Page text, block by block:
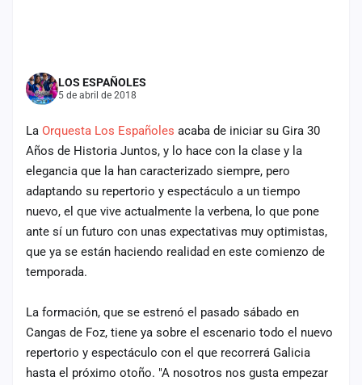
LOS ESPAÑOLES
5 de abril de 2018
La Orquesta Los Españoles acaba de iniciar su Gira 30
Años de Historia Juntos, y lo hace con la clase y la
elegancia que la han caracterizado siempre, pero
adaptando su repertorio y espectáculo a un tiempo
nuevo, el que vive actualmente la verbena, lo que pone
ante sí un futuro con unas expectativas muy optimistas,
que ya se están haciendo realidad en este comienzo de
temporada.
La formación, que se estrenó el pasado sábado en
Cangas de Foz, tiene ya sobre el escenario todo el nuevo
repertorio y espectáculo con el que recorrerá Galicia
hasta el próximo otoño. "A nosotros nos gusta empezar
Iniciar
sesión
Crear
cuenta
Administración
Contacto